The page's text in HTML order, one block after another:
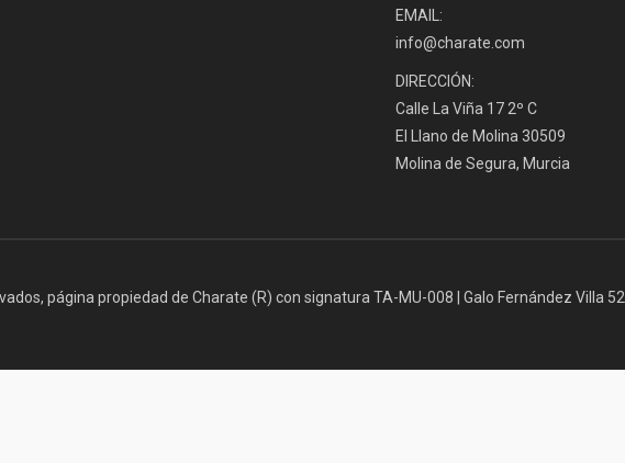
EMAIL:
info@charate.com
DIRECCIÓN:
Calle La Viña 17 2º C
El Llano de Molina 30509
Molina de Segura, Murcia
página propiedad de Charate (R) con signatura TA-MU-008 | Galo Fernández Villa